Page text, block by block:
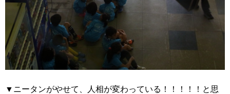
▼ニータンがやせて、人相が変わっている！！！！！と思